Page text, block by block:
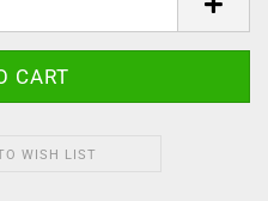
WISH LIST